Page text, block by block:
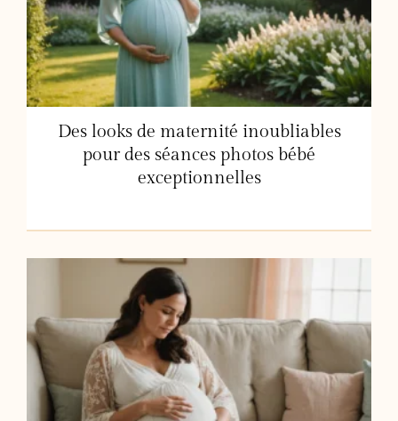
Des looks de maternité inoubliables
pour des séances photos bébé
exceptionnelles